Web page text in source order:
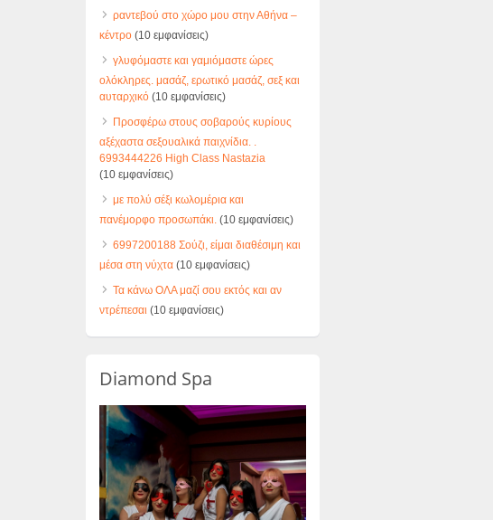
ραντεβού στο χώρο μου στην Αθήνα –
κέντρο(10 εμφανίσεις)
γλυφόμαστε και γαμιόμαστε ώρες
ολόκληρες. μασάζ, ερωτικό μασάζ, σεξ και
αυταρχικό(10 εμφανίσεις)
Προσφέρω στους σοβαρούς κυρίους
αξέχαστα σεξουαλικά παιχνίδια. .
6993444226 High Class Nastazia
(10 εμφανίσεις)
με πολύ σέξι κωλομέρια και
πανέμορφο προσωπάκι.(10 εμφανίσεις)
6997200188 Σούζι, είμαι διαθέσιμη και
μέσα στη νύχτα(10 εμφανίσεις)
Τα κάνω ΟΛΑ μαζί σου εκτός και αν
ντρέπεσαι (10 εμφανίσεις)
Diamond Spa